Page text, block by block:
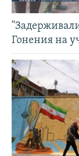
Гонения на